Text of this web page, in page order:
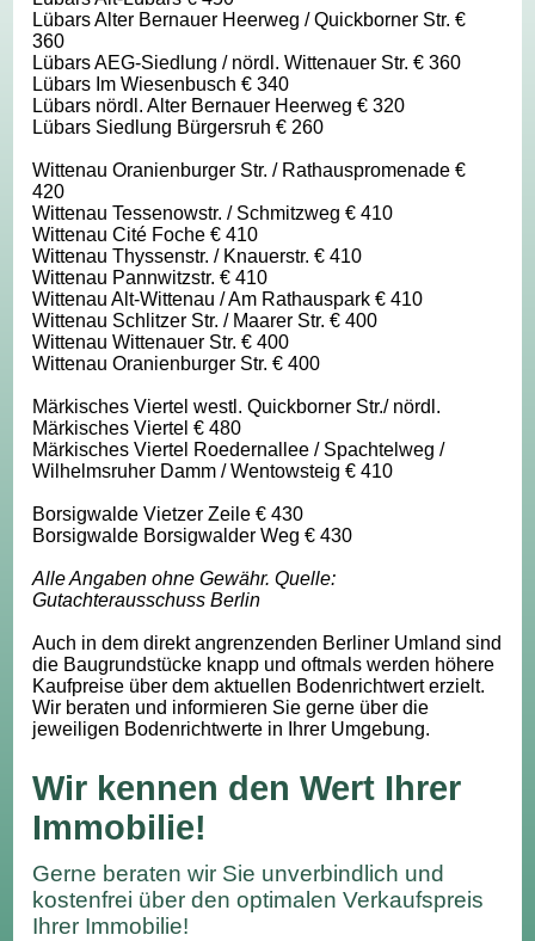
Lübars Alter Bernauer Heerweg / Quickborner Str. €
360
Lübars AEG-Siedlung / nördl. Wittenauer Str. € 360
Lübars Im Wiesenbusch € 340
Lübars nördl. Alter Bernauer Heerweg € 320
Lübars Siedlung Bürgersruh € 260
Wittenau Oranienburger Str. / Rathauspromenade €
420
Wittenau Tessenowstr. / Schmitzweg € 410
Wittenau Cité Foche € 410
Wittenau Thyssenstr. / Knauerstr. € 410
Wittenau Pannwitzstr. € 410
Wittenau Alt-Wittenau / Am Rathauspark € 410
Wittenau Schlitzer Str. / Maarer Str. € 400
Wittenau Wittenauer Str. € 400
Wittenau Oranienburger Str. € 400
Märkisches Viertel westl. Quickborner Str./ nördl.
Märkisches Viertel € 480
Märkisches Viertel Roedernallee / Spachtelweg /
Wilhelmsruher Damm / Wentowsteig € 410
Borsigwalde Vietzer Zeile € 430
Borsigwalde Borsigwalder Weg € 430
Alle Angaben ohne Gewähr. Quelle:
Gutachterausschuss Berlin
Auch in dem direkt angrenzenden Berliner Umland sind
die Baugrundstücke knapp und oftmals werden höhere
Kaufpreise über dem aktuellen Bodenrichtwert erzielt.
Wir beraten und informieren Sie gerne über die
jeweiligen Bodenrichtwerte in Ihrer Umgebung.
Wir kennen den Wert Ihrer
Immobilie!
Gerne beraten wir Sie unverbindlich und
kostenfrei über den optimalen Verkaufspreis
Ihrer Immobilie!